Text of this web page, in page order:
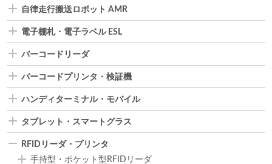
自律走行搬送ロボット AMR
電子棚札・電子ラベル ESL
バーコードリーダ
バーコードプリンタ・検証機
ハンディターミナル・モバイル
タブレット・スマートグラス
RFIDリーダ・プリンタ
手持型・ポケット型RFIDリーダ